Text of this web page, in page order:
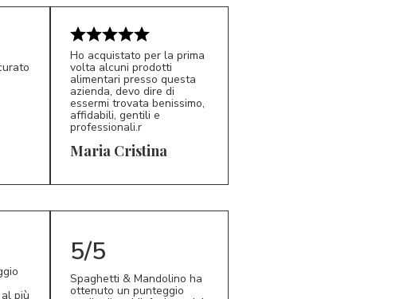
MC 5/5
Ho acquistato per la prima
volta alcuni prodotti
alimentari presso questa
azienda, devo dire di
essermi trovata benissimo,
affidabili, gentili e
professionali.r
Maria Cristina
più
5/5
Spaghetti & Mandolino ha
ottenuto un punteggio